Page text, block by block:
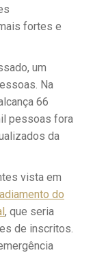
fortes e
um
Na
66
pessoas fora
da
vista em
do
, que seria
de inscritos.